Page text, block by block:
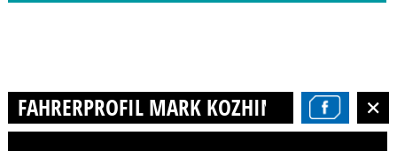
FAHRERPROFIL MARK KOZHINOV